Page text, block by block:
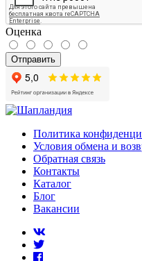
Оценка
Отправить
Политика
Условия обмена и
Обратная связь
Контакты
Каталог
Блог
Вакансии